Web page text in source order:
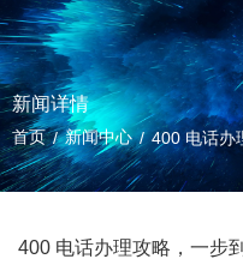
新闻详情
首页/新闻中心 /400 电话办
400 电话办理攻略，一步